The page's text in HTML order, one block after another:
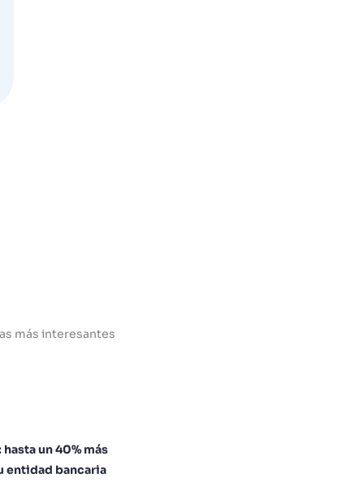
más interesantes
un 40% más
entidad bancaria